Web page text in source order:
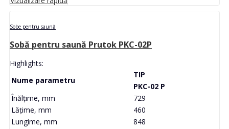
Sobe pentru saună
Sobă pentru saună Prutok PKC-02P
Highlights:
Nume parametru
TIP
PKC-02 P
Înălțime, mm
729
Lățime, mm
460
Lungime, mm
848